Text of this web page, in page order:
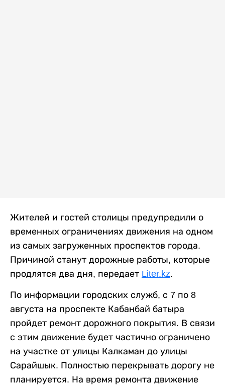
Жителей и гостей столицы предупредили о
временных ограничениях движения на одном
из самых загруженных проспектов города.
Причиной станут дорожные работы, которые
продлятся два дня, передает Liter.kz.
По информации городских служб, с 7 по 8
августа на проспекте Кабанбай батыра
пройдет ремонт дорожного покрытия. В связи
с этим движение будет частично ограничено
на участке от улицы Калкаман до улицы
Сарайшык. Полностью перекрывать дорогу не
планируется. На время ремонта движение